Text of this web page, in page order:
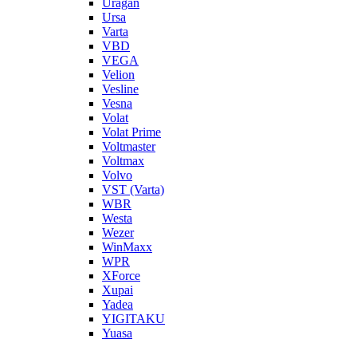
Uragan
Ursa
Varta
VBD
VEGA
Velion
Vesline
Vesna
Volat
Volat Prime
Voltmaster
Voltmax
Volvo
VST (Varta)
WBR
Westa
Wezer
WinMaxx
WPR
XForce
Xupai
Yadea
YIGITAKU
Yuasa